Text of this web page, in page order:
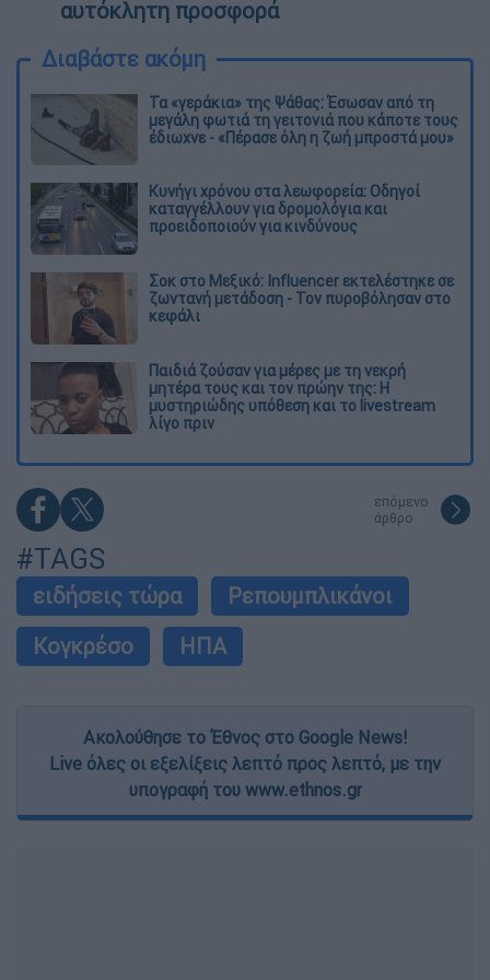
αυτόκλητη προσφορά
Διαβάστε ακόμη
Τα «γεράκια» της Ψάθας: Έσωσαν από τη
μεγάλη φωτιά τη γειτονιά που κάποτε τους
έδιωχνε - «Πέρασε όλη η ζωή μπροστά μου»
Κυνήγι χρόνου στα λεωφορεία: Οδηγοί
καταγγέλλουν για δρομολόγια και
προειδοποιούν για κινδύνους
Σοκ στο Μεξικό: Influencer εκτελέστηκε σε
ζωντανή μετάδοση - Τον πυροβόλησαν στο
κεφάλι
Παιδιά ζούσαν για μέρες με τη νεκρή
μητέρα τους και τον πρώην της: Η
μυστηριώδης υπόθεση και το livestream
λίγο πριν
επόμενο
άρθρο
#TAGS
ειδήσεις τώρα
Ρεπουμπλικάνοι
Κογκρέσο
ΗΠΑ
Ακολούθησε το Έθνος στο Google News!
Live όλες οι εξελίξεις λεπτό προς λεπτό, με την
υπογραφή του www.ethnos.gr